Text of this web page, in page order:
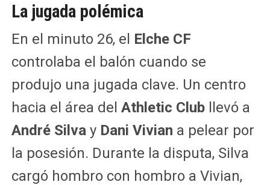
La jugada polémica
En el minuto 26, el Elche CF
controlaba el balón cuando se
produjo una jugada clave. Un centro
hacia el área del Athletic Clubllevó a
André Silvay Dani Vivian a pelear por
la posesión. Durante la disputa, Silva
cargó hombro con hombro a Vivian,